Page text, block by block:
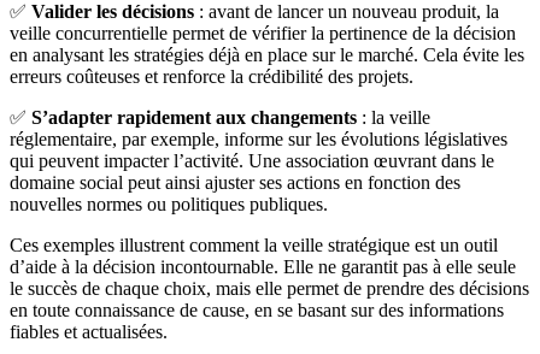
✅ Valider les décisions : avant de lancer un nouveau produit, la
veille concurrentielle permet de vérifier la pertinence de la décision
en analysant les stratégies déjà en place sur le marché. Cela évite les
erreurs coûteuses et renforce la crédibilité des projets.
✅ S’adapter rapidement aux changements : la veille
réglementaire, par exemple, informe sur les évolutions législatives
qui peuvent impacter l’activité. Une association œuvrant dans le
domaine social peut ainsi ajuster ses actions en fonction des
nouvelles normes ou politiques publiques.
Ces exemples illustrent comment la veille stratégique est un outil
d’aide à la décision incontournable. Elle ne garantit pas à elle seule
le succès de chaque choix, mais elle permet de prendre des décisions
en toute connaissance de cause, en se basant sur des informations
fiables et actualisées.